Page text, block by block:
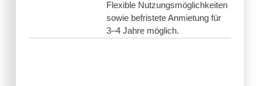
Flexible Nutzungsmöglichkeiten
sowie befristete Anmietung für
3–4 Jahre möglich.